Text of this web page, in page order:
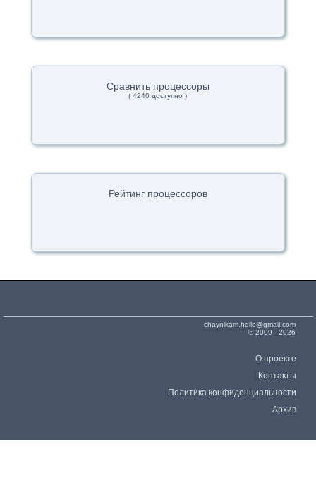
Сравнить процессоры
( 4240 доступно )
Рейтинг процессоров
chaynikam.hello@gmail.com
© 2009 - 2026
О проекте
Контакты
Политика конфиденциальности
Архив